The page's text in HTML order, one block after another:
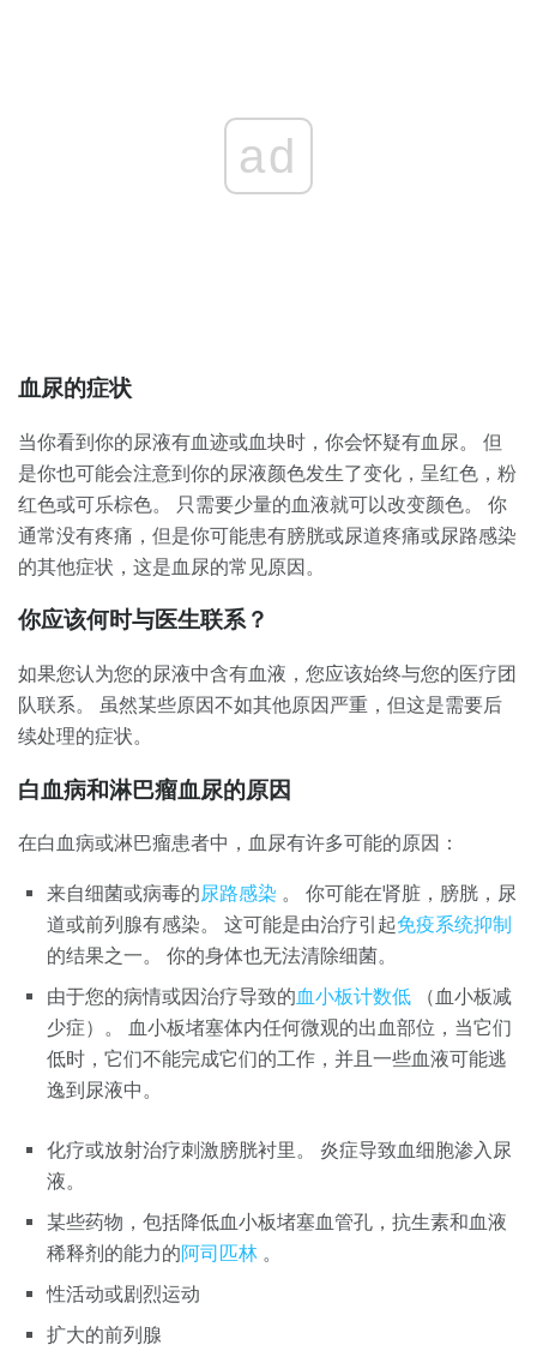
ad
血尿的症状
当你看到你的尿液有血迹或血块时，你会怀疑有血尿。 但
是你也可能会注意到你的尿液颜色发生了变化，呈红色，粉
红色或可乐棕色。 只需要少量的血液就可以改变颜色。 你
通常没有疼痛，但是你可能患有膀胱或尿道疼痛或尿路感染
的其他症状，这是血尿的常见原因。
你应该何时与医生联系？
如果您认为您的尿液中含有血液，您应该始终与您的医疗团
队联系。 虽然某些原因不如其他原因严重，但这是需要后
续处理的症状。
白血病和淋巴瘤血尿的原因
在白血病或淋巴瘤患者中，血尿有许多可能的原因：
来自细菌或病毒的尿路感染 。 你可能在肾脏，膀胱，尿
道或前列腺有感染。 这可能是由治疗引起免疫系统抑制
的结果之一。 你的身体也无法清除细菌。
由于您的病情或因治疗导致的血小板计数低 （血小板减
少症）。 血小板堵塞体内任何微观的出血部位，当它们
低时，它们不能完成它们的工作，并且一些血液可能逃
逸到尿液中。
化疗或放射治疗刺激膀胱衬里。 炎症导致血细胞渗入尿
液。
某些药物，包括降低血小板堵塞血管孔，抗生素和血液
稀释剂的能力的阿司匹林 。
性活动或剧烈运动
扩大的前列腺